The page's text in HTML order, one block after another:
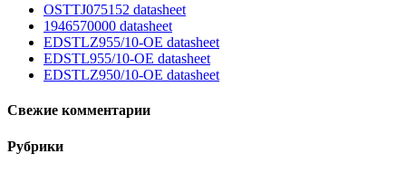
OSTTJ075152 datasheet
1946570000 datasheet
EDSTLZ955/10-OE datasheet
EDSTL955/10-OE datasheet
EDSTLZ950/10-OE datasheet
Свежие комментарии
Рубрики